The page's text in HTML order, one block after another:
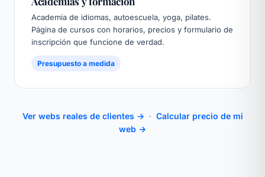
Academia de idiomas, autoescuela, yoga, pilates.
Página de cursos con horarios, precios y formulario de
inscripción que funcione de verdad.
Presupuesto a medida
Ver webs reales de clientes → · Calcular precio de mi
web →